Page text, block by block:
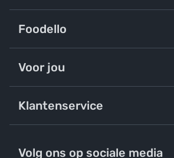
Foodello
Voor jou
Klantenservice
Volg ons op sociale media